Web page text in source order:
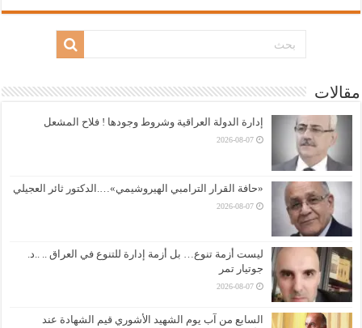
مقالات
إدارة الدولة العراقية وشروط وجودها ! فلاح المشعل
2026-08-07
«حافة القرار الترامبي الهيروشيمي»….الدكتور ثائر العجيلي
2026-08-07
ليست أزمة تنوع… بل أزمة إدارة للتنوع في العراق .. ..د.
جوتيار تمر
2026-08-07
السابع من آب يوم الشهيد الأشوري قيم الشهادة عند